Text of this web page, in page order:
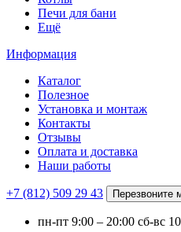
Печи для бани
Ещё
Информация
Каталог
Полезное
Установка и монтаж
Контакты
Отзывы
Оплата и доставка
Наши работы
+7 (812) 509 29 43 Перезвоните
пн-пт 9:00 – 20:00 сб-вс